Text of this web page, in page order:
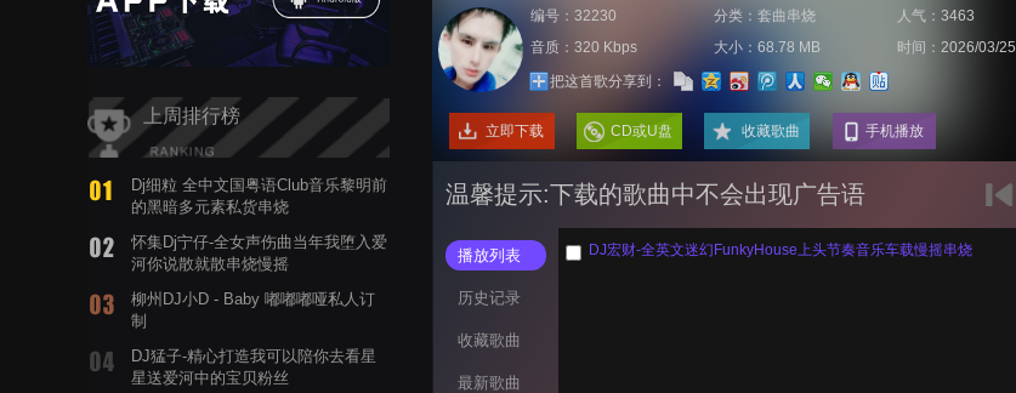
上周排行榜
Dj细粒 全中文国粤语Club音乐黎明前
的黑暗多元素私货串烧
怀集Dj宁仔-全女声伤曲当年我堕入爱
河你说散就散串烧慢摇
柳州DJ小D - Baby 嘟嘟嘟哑私人订
制
DJ猛子-精心打造我可以陪你去看星
星送爱河中的宝贝粉丝
编号：32230 分类：套曲串烧
人气：3463
音质：320 Kbps
大小：68.78 MB
时间：2026/03/25
把这首歌分享到：
立即下载 CD或U盘 收藏歌曲 手机播放
温馨提示:下载的歌曲中不会出现广告语
播放列表
历史记录
收藏歌曲
最新歌曲
DJ宏财-全英文迷幻FunkyHouse上头节奏音乐车载慢摇串烧